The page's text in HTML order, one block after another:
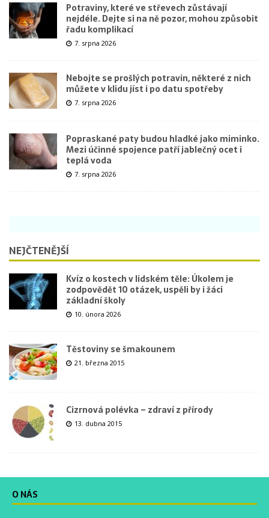
Potraviny, které ve střevech zůstávají
nejdéle. Dejte si na ně pozor, mohou způsobit
řadu komplikací
7. srpna 2026
Nebojte se prošlých potravin, některé z nich
můžete v klidu jíst i po datu spotřeby
7. srpna 2026
Popraskané paty budou hladké jako miminko.
Mezi účinné spojence patří jablečný ocet i
teplá voda
7. srpna 2026
NEJČTENĚJŠÍ
Kvíz o kostech v lidském těle: Úkolem je
zodpovědět 10 otázek, uspěli by i žáci
základní školy
10. února 2026
Těstoviny se šmakounem
21. března 2015
Cizrnová polévka – zdraví z přírody
13. dubna 2015
O NÁS